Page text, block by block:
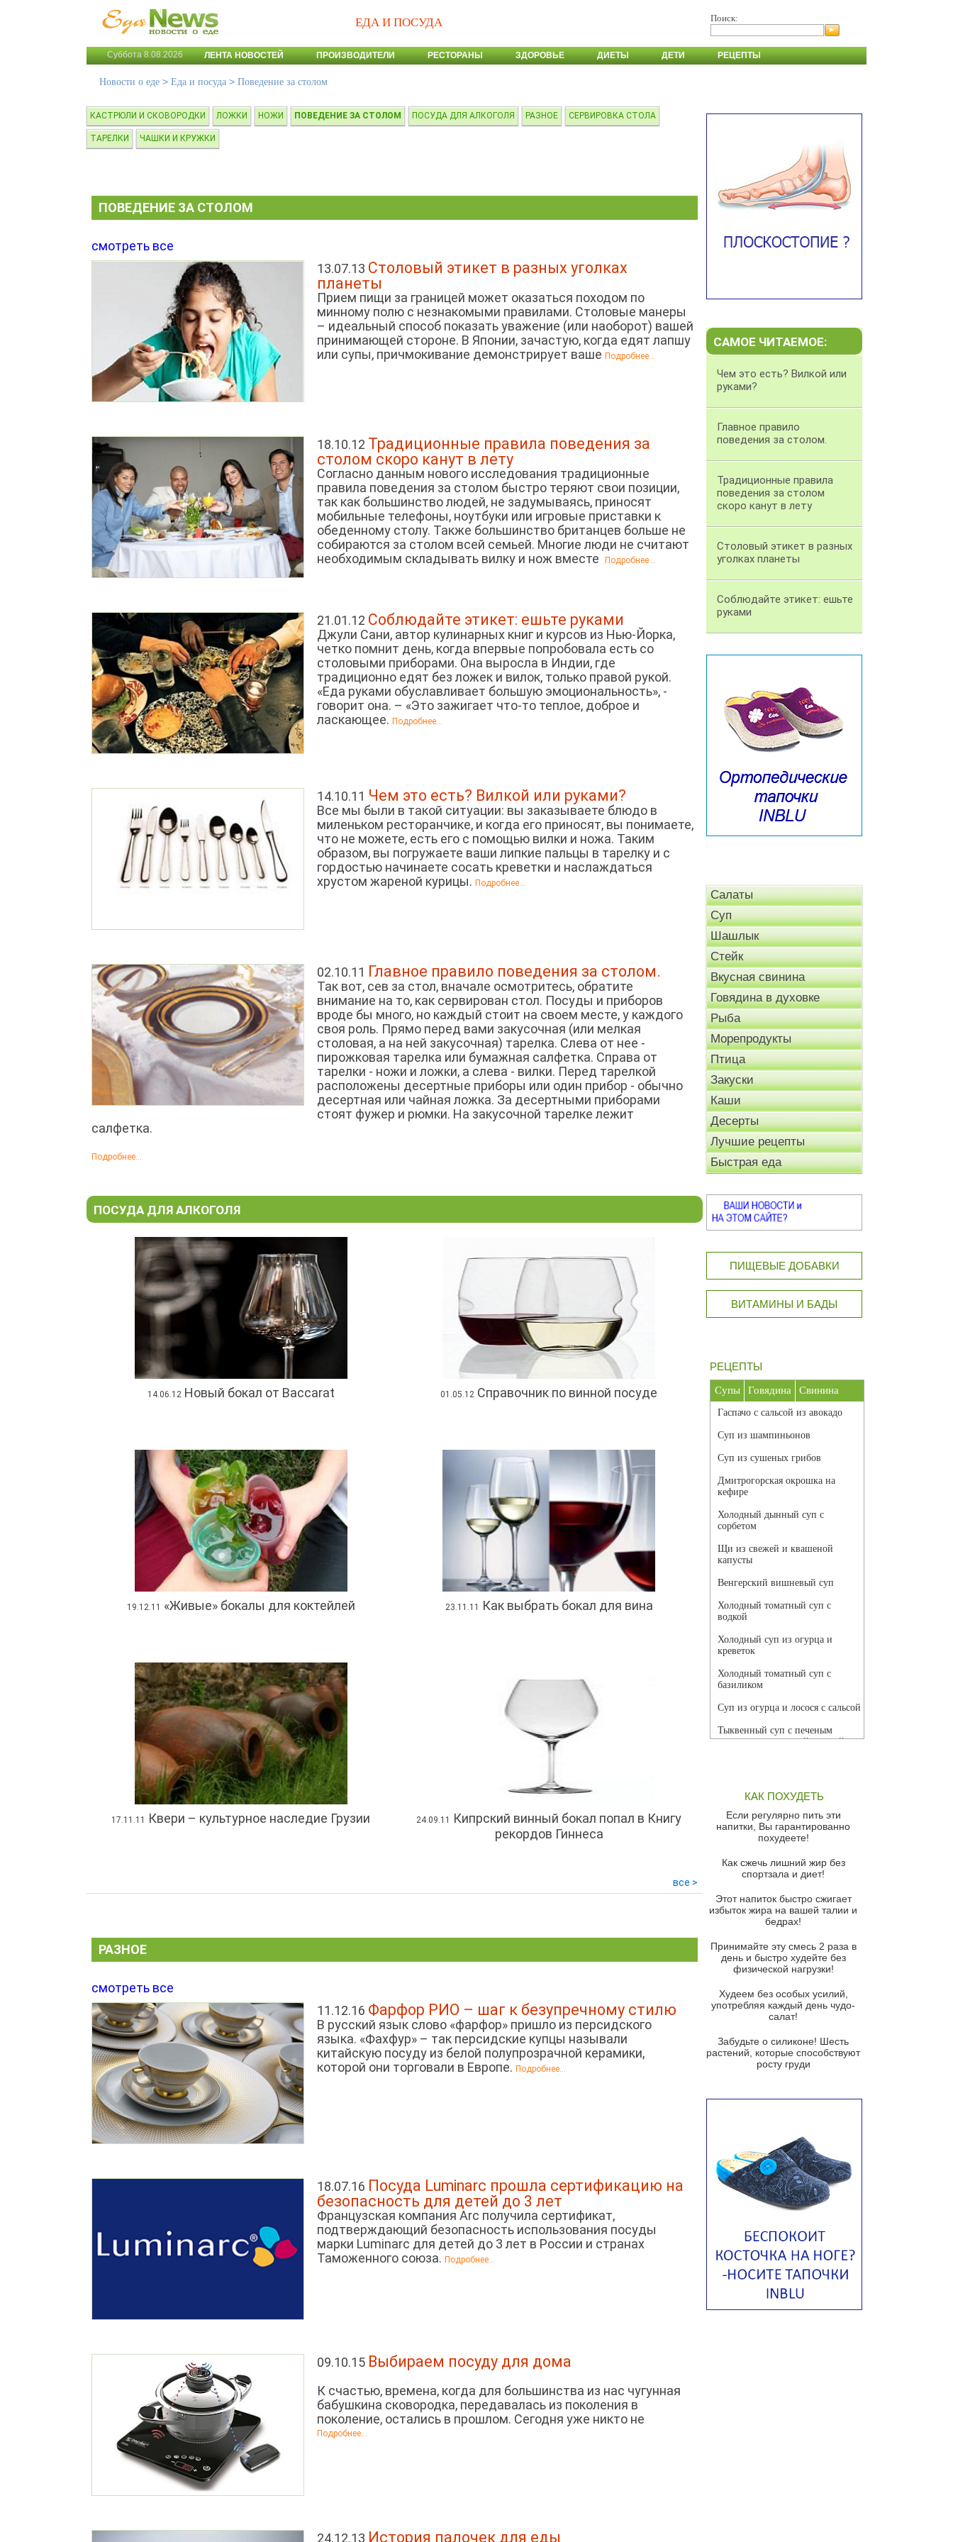
ЕДА И ПОСУДА Поиск:
Суббота 8.08.2026 ЛЕНТА НОВОСТЕЙ ПРОИЗВОДИТЕЛИ РЕСТОРАНЫ ЗДОРОВЬЕ ДИЕТЫ ДЕТИ РЕЦЕПТЫ
Новости о еде > Еда и посуда > Поведение за столом
КАСТРЮЛИ И СКОВОРОДКИ ЛОЖКИ НОЖИ ПОВЕДЕНИЕ ЗА СТОЛОМ ПОСУДА ДЛЯ АЛКОГОЛЯ РАЗНОЕ СЕРВИРОВКА СТОЛА
ТАРЕЛКИ ЧАШКИ И КРУЖКИ
ПОВЕДЕНИЕ ЗА СТОЛОМ
смотреть все
13.07.13 Столовый этикет в разных уголках
планеты
Прием пищи за границей может оказаться походом по
минному полю с незнакомыми правилами. Столовые манеры
– идеальный способ показать уважение (или наоборот) вашей
принимающей стороне. В Японии, зачастую, когда едят лапшу
или супы, причмокивание демонстрирует вашеПодробнее...
18.10.12 Традиционные правила поведения за
столом скоро канут в лету
Согласно данным нового исследования традиционные
правила поведения за столом быстро теряют свои позиции,
так как большинство людей, не задумываясь, приносят
мобильные телефоны, ноутбуки или игровые приставки к
обеденному столу. Также большинство британцев больше не
собираются за столом всей семьей. Многие люди не считают
необходимым складывать вилку и нож вместеПодробнее...
21.01.12 Соблюдайте этикет: ешьте руками
Джули Сани, автор кулинарных книг и курсов из Нью-Йорка,
четко помнит день, когда впервые попробовала есть со
столовыми приборами. Она выросла в Индии, где
традиционно едят без ложек и вилок, только правой рукой.
«Еда руками обуславливает большую эмоциональность», -
говорит она. – «Это зажигает что-то теплое, доброе и
ласкающее.Подробнее...
14.10.11 Чем это есть? Вилкой или руками?
Все мы были в такой ситуации: вы заказываете блюдо в
миленьком ресторанчике, и когда его приносят, вы понимаете,
что не можете, есть его с помощью вилки и ножа. Таким
образом, вы погружаете ваши липкие пальцы в тарелку и с
гордостью начинаете сосать креветки и наслаждаться
хрустом жареной курицы.Подробнее...
02.10.11 Главное правило поведения за столом.
Так вот, сев за стол, вначале осмотритесь, обратите
внимание на то, как сервирован стол. Посуды и приборов
вроде бы много, но каждый стоит на своем месте, у каждого
своя роль. Прямо перед вами закусочная (или мелкая
столовая, а на ней закусочная) тарелка. Слева от нее -
пирожковая тарелка или бумажная салфетка. Справа от
тарелки - ножи и ложки, а слева - вилки. Перед тарелкой
расположены десертные приборы или один прибор - обычно
десертная или чайная ложка. За десертными приборами
стоят фужер и рюмки. На закусочной тарелке лежит
салфетка.
Подробнее...
ПОСУДА ДЛЯ АЛКОГОЛЯ
14.06.12 Новый бокал от Baccarat 01.05.12 Справочник по винной посуде
19.12.11 «Живые» бокалы для коктейлей 23.11.11 Как выбрать бокал для вина
17.11.11 Квери – культурное наследие Грузии 24.09.11
Кипрский винный бокал попал в Книгу
рекордов Гиннеса
все >
РАЗНОЕ
смотреть все
11.12.16 Фарфор РИО – шаг к безупречному стилю
В русский язык слово «фарфор» пришло из персидского
языка. «Фахфур» – так персидские купцы называли
китайскую посуду из белой полупрозрачной керамики,
которой они торговали в Европе.Подробнее...
18.07.16 Посуда Luminarc прошла сертификацию на
безопасность для детей до 3 лет
Французская компания Arc получила сертификат,
подтверждающий безопасность использования посуды
марки Luminarc для детей до 3 лет в России и странах
Таможенного союза.Подробнее...
09.10.15 Выбираем посуду для дома
К счастью, времена, когда для большинства из нас чугунная
бабушкина сковородка, передавалась из поколения в
поколение, остались в прошлом. Сегодня уже никто не
Подробнее...
24.12.13 История палочек для еды
САМОЕ ЧИТАЕМОЕ:
Чем это есть? Вилкой или
руками?
Главное правило
поведения за столом.
Традиционные правила
поведения за столом
скоро канут в лету
Столовый этикет в разных
уголках планеты
Соблюдайте этикет: ешьте
руками
Салаты
Суп
Шашлык
Стейк
Вкусная свинина
Говядина в духовке
Рыба
Морепродукты
Птица
Закуски
Каши
Десерты
Лучшие рецепты
Быстрая еда
ПИЩЕВЫЕ ДОБАВКИ
ВИТАМИНЫ И БАДЫ
РЕЦЕПТЫ
Супы Говядина Свинина
Гаспачо с сальсой из авокадо
Суп из шампиньонов
Суп из сушеных грибов
Дмитрогорская окрошка на
кефире
Холодный дынный суп с
сорбетом
Щи из свежей и квашеной
капусты
Венгерский вишневый суп
Холодный томатный суп с
водкой
Холодный суп из огурца и
креветок
Холодный томатный суп с
базиликом
Суп из огурца и лосося с сальсой
Тыквенный суп с печеным
чесноком и томатной сальсой
красного перца
Парижский луковый суп
Суп из спаржи и горошка с
Суп-крем из цветной капусты
Французский луковый суп
Суп из баклажанов с моцареллой
Грибной крем-суп с кростини с
козьим сыром
Суп мисо с зеленым луком и
тофу
из рукколы
Португальский чесночный суп с
Ирландский картофельный суп
Суп из пастернака
Пряный морковный суп во время
зимних холодов
Американский суп из красной
фасоли с сальсой гуакамоле
Острый чечевичный суп с
кремом из петрушки
Суп с лапшой рамен в
КАК ПОХУДЕТЬ
Если регулярно пить эти
напитки, Вы гарантированно
похудеете!
Как сжечь лишний жир без
спортзала и диет!
Этот напиток быстро сжигает
избыток жира на вашей талии и
бедрах!
Принимайте эту смесь 2 раза в
день и быстро худейте без
физической нагрузки!
Худеем без особых усилий,
употребляя каждый день чудо-
салат!
Забудьте о силиконе! Шесть
растений, которые способствуют
росту груди